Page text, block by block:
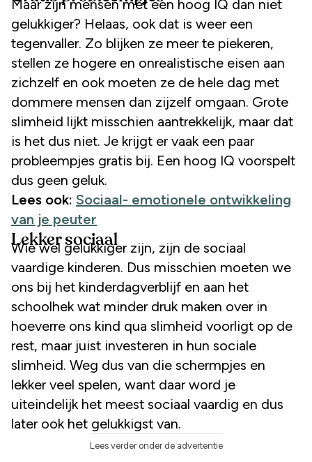
Maar zijn mensen met een hoog IQ dan niet
gelukkiger? Helaas, ook dat is weer een
tegenvaller. Zo blijken ze meer te piekeren,
stellen ze hogere en onrealistische eisen aan
zichzelf en ook moeten ze de hele dag met
dommere mensen dan zijzelf omgaan. Grote
slimheid lijkt misschien aantrekkelijk, maar dat
is het dus niet. Je krijgt er vaak een paar
probleempjes gratis bij. Een hoog IQ voorspelt
dus geen geluk.
Lees ook: Sociaal- emotionele ontwikkeling
van je peuter
Lekker sociaal
Wie wel gelukkiger zijn, zijn de sociaal
vaardige kinderen. Dus misschien moeten we
ons bij het kinderdagverblijf en aan het
schoolhek wat minder druk maken over in
hoeverre ons kind qua slimheid voorligt op de
rest, maar juist investeren in hun sociale
slimheid. Weg dus van die schermpjes en
lekker veel spelen, want daar word je
uiteindelijk het meest sociaal vaardig en dus
later ook het gelukkigst van.
Lees verder onder de advertentie